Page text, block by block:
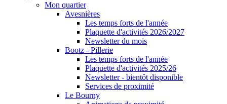
Mon quartier
Avesnières
Les temps forts de l'année
Plaquette d'activités 2026/2027
Newsletter du mois
Bootz - Pillerie
Les temps forts de l'année
Plaquette d'activités 2025/26
Newsletter - bientôt disponible
Services de proximité
Le Bourny